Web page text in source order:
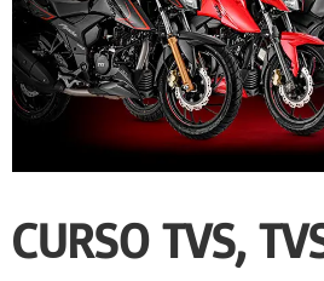
CURSO TVS,